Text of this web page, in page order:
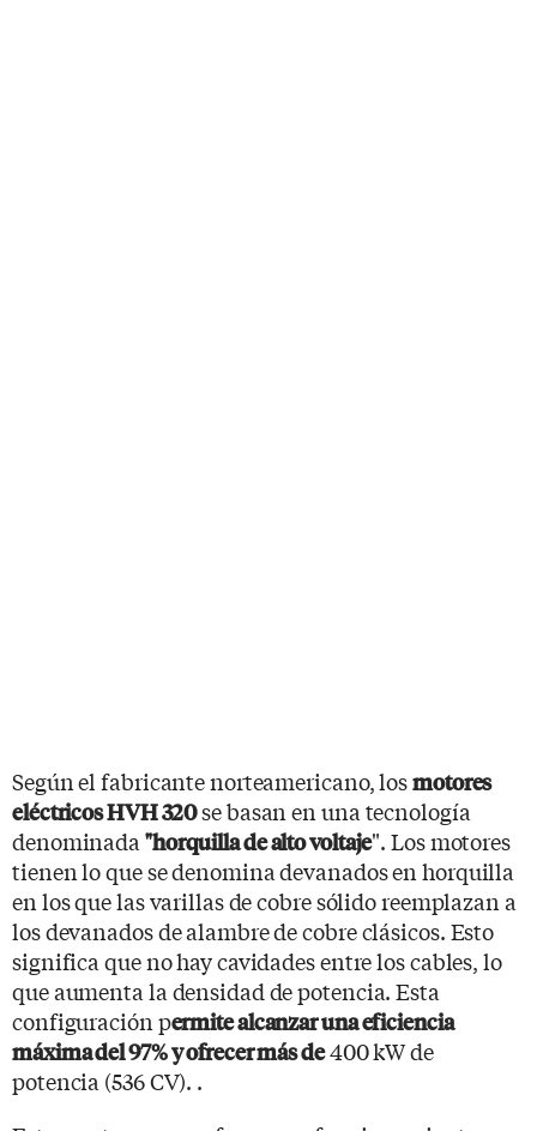
Según el fabricante norteamericano, losmotores
eléctricos HVH 320se basan en una tecnología
denominada "horquilla de alto voltaje". Los motores
tienen lo que se denomina devanados en horquilla
en los que las varillas de cobre sólido reemplazan a
los devanados de alambre de cobre clásicos. Esto
significa que no hay cavidades entre los cables, lo
que aumenta la densidad de potencia. Esta
configuración permite alcanzar una eficiencia
máxima del 97% y ofrecer más de400 kW de
potencia (536 CV). .